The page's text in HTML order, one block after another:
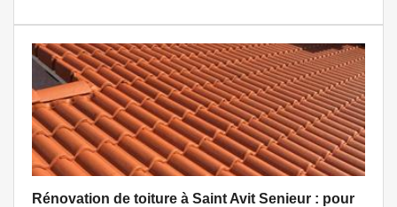
Rénovation de toiture à Saint Avit Senieur : pour